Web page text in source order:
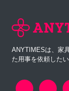
ANYTIMESは、家
た用事を依頼した